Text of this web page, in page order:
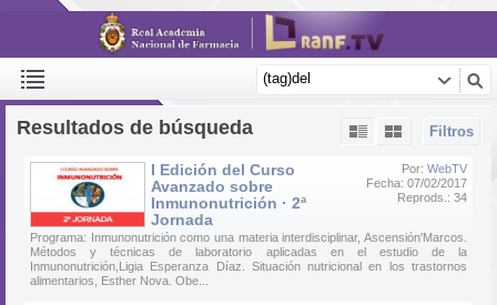
Filtros
Resultados de búsqueda
Por: WebTV
Fecha: 07/02/2017
Reprods.: 34
I Edición del Curso
Avanzado sobre
Inmunonutrición · 2ª
Jornada
Programa: Inmunonutrición como una materia interdisciplinar, Ascensión'Marcos.
Métodos y técnicas de laboratorio aplicadas en el estudio de la
Inmunonutrición,Ligia Esperanza Díaz. Situación nutricional en los trastornos
alimentarios, Esther Nova. Obe...